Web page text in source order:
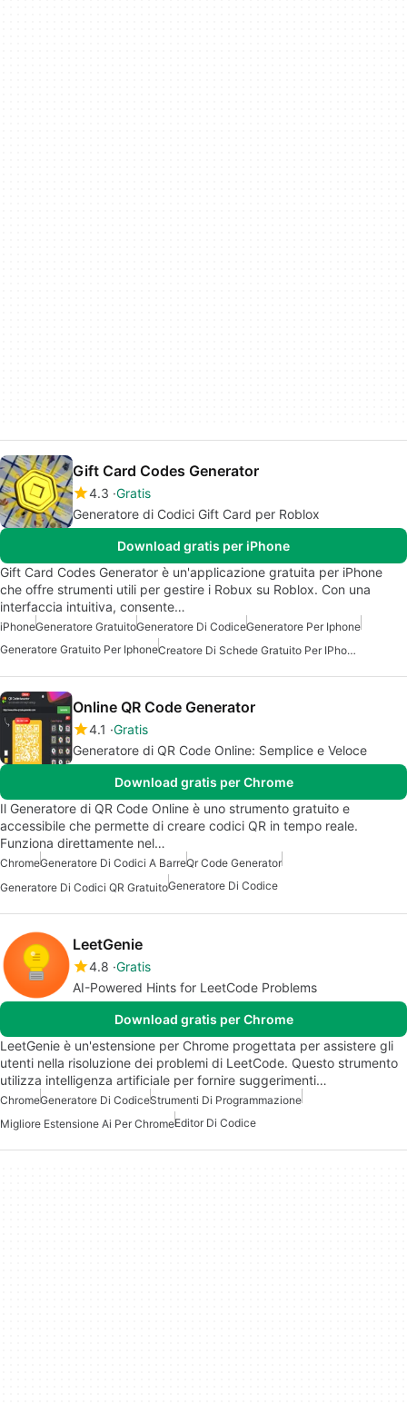
Gift Card Codes Generator
4.3 Gratis
Generatore di Codici Gift Card per Roblox
Download gratis per iPhone
Gift Card Codes Generator è un'applicazione gratuita per iPhone
che offre strumenti utili per gestire i Robux su Roblox. Con una
interfaccia intuitiva, consente…
iPhoneGeneratore GratuitoGeneratore Di CodiceGeneratore Per Iphone
Generatore Gratuito Per Iphone
Creatore Di Schede Gratuito Per IPhone
Online QR Code Generator
4.1 Gratis
Generatore di QR Code Online: Semplice e Veloce
Download gratis per Chrome
Il Generatore di QR Code Online è uno strumento gratuito e
accessibile che permette di creare codici QR in tempo reale.
Funziona direttamente nel…
ChromeGeneratore Di Codici A BarreQr Code Generator
Generatore Di Codici QR GratuitoGeneratore Di Codice
LeetGenie
4.8 Gratis
AI-Powered Hints for LeetCode Problems
Download gratis per Chrome
LeetGenie è un'estensione per Chrome progettata per assistere gli
utenti nella risoluzione dei problemi di LeetCode. Questo strumento
utilizza intelligenza artificiale per fornire suggerimenti…
ChromeGeneratore Di CodiceStrumenti Di Programmazione
Migliore Estensione Ai Per ChromeEditor Di Codice